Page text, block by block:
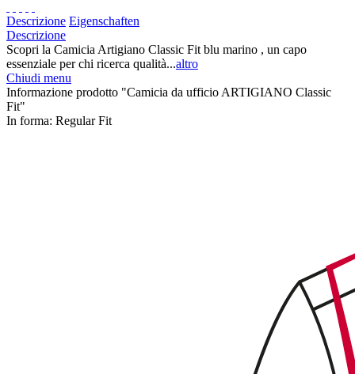
Descrizione Eigenschaften
Descrizione
Scopri la Camicia Artigiano Classic Fit blu marino , un capo
essenziale per chi ricerca qualità...altro
Chiudi menu
Informazione prodotto "Camicia da ufficio ARTIGIANO Classic
Fit"
In forma: Regular Fit